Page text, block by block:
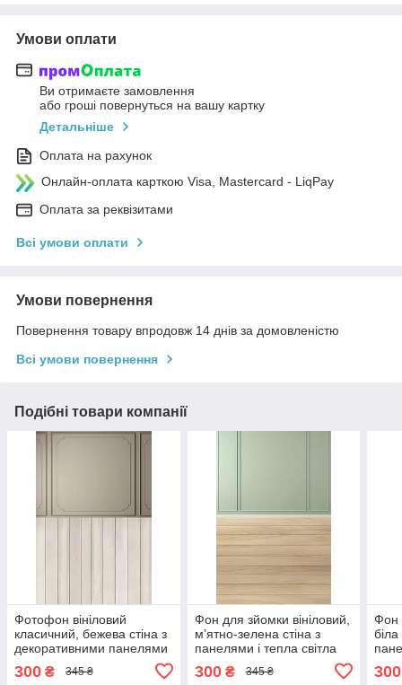
Умови оплати
Ви отримаєте замовлення
або гроші повернуться на вашу картку
Детальніше
Оплата на рахунок
Онлайн-оплата карткою Visa, Mastercard - LiqPay
Оплата за реквізитами
Всі умови оплати
Умови повернення
Повернення товару впродовж 14 днів за домовленістю
Всі умови повернення
Подібні товари компанії
Фотофон вініловий
класичний, бежева стіна з
декоративними панелями
і світла дерев’яна підлога
60×90 см, №57147
300 ₴ 345 ₴
Фон для зйомки вініловий,
м’ятно-зелена стіна з
панелями і тепла світла
дерев’яна підлога 60×90
см, №57148
300₴ 345 ₴
Фон
см,
300